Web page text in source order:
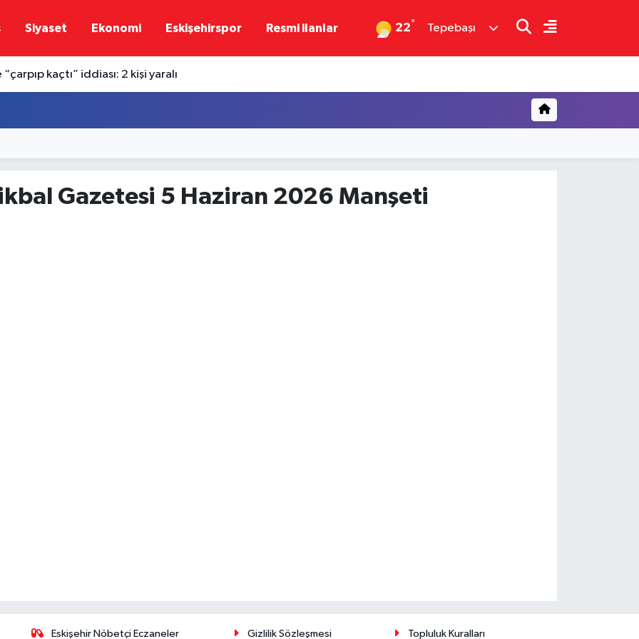
Siyaset Ekonomi Eskişehirspor Resmi ilanlar 22° Tepebaşı
kaçtı” iddiası: 2 kişi yaralı
Gazetesi 5 Haziran 2026 Manşeti
Eskişehir Nöbetçi Eczaneler Gizlilik Sözleşmesi Topluluk Kuralları